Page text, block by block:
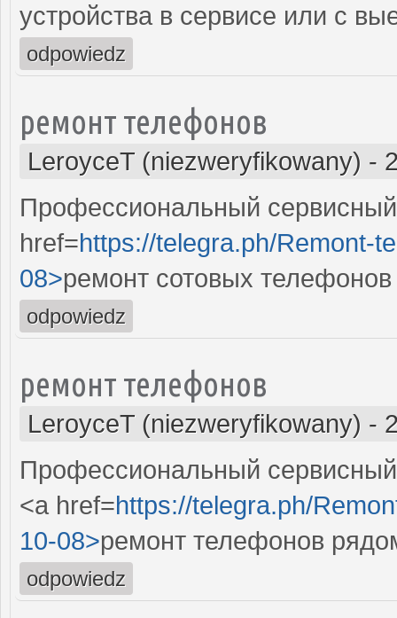
устройства в сервисе или с
odpowiedz
ремонт телефонов
LeroyceT (niezweryfikowany) -
Профессиональный
href=https://telegra.ph/Remont-
08>ремонт сотовых
odpowiedz
ремонт телефонов
LeroyceT (niezweryfikowany) -
Профессиональный
<a href=https://telegra.ph/
10-08>ремонт телефонов
odpowiedz